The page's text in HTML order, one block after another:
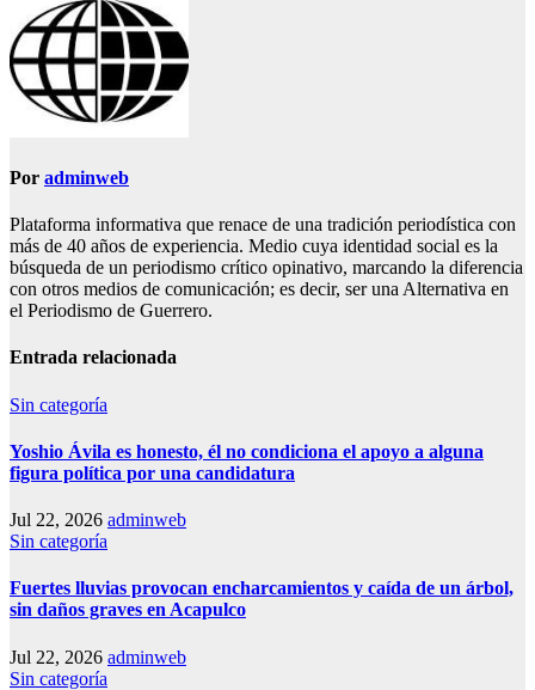
Por adminweb
Plataforma informativa que renace de una tradición periodística con
más de 40 años de experiencia. Medio cuya identidad social es la
búsqueda de un periodismo crítico opinativo, marcando la diferencia
con otros medios de comunicación; es decir, ser una Alternativa en
el Periodismo de Guerrero.
Entrada relacionada
Sin categoría
Yoshio Ávila es honesto, él no condiciona el apoyo a alguna
figura política por una candidatura
Jul 22, 2026 adminweb
Sin categoría
Fuertes lluvias provocan encharcamientos y caída de un árbol,
sin daños graves en Acapulco
Jul 22, 2026 adminweb
Sin categoría